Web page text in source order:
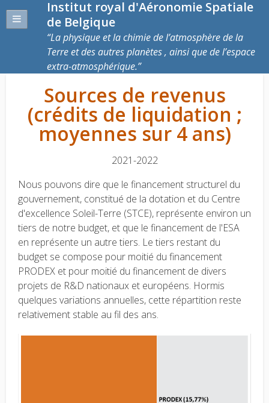
Institut royal d'Aéronomie Spatiale
de Belgique
La physique et la chimie de l’atmosphère de la
Terre et des autres planètes , ainsi que de l’espace
extra-atmosphérique.
Sources de revenus
(crédits de liquidation ;
moyennes sur 4 ans)
2021-2022
Nous pouvons dire que le financement structurel du
gouvernement, constitué de la dotation et du Centre
d'excellence Soleil-Terre (STCE), représente environ un
tiers de notre budget, et que le financement de l'ESA
en représente un autre tiers. Le tiers restant du
budget se compose pour moitié du financement
PRODEX et pour moitié du financement de divers
projets de R&D nationaux et européens. Hormis
quelques variations annuelles, cette répartition reste
relativement stable au fil des ans.